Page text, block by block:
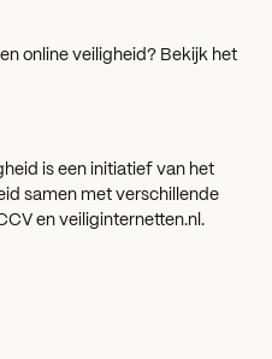
online veiligheid? Bekijk het
is een initiatief van het
samen met verschillende
en veiliginternetten.nl.